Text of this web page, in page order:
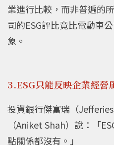
業進行比較，而非普遍的
司的ESG評比竟比電動車
象。
3.ESG只能反映企業經營
投資銀行傑富瑞（
（Aniket Shah）說：「
點關係都沒有。」